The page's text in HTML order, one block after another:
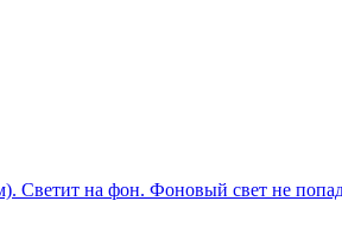
на фон. Фоновый свет не